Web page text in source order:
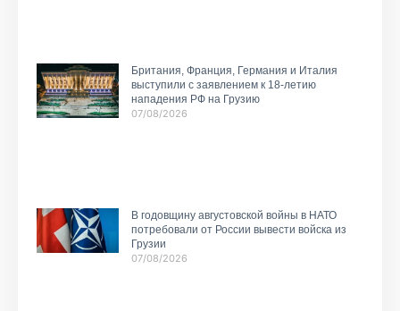
Британия, Франция, Германия и Италия
выступили с заявлением к 18-летию
нападения РФ на Грузию
07/08/2026
В годовщину августовской войны в НАТО
потребовали от России вывести войска из
Грузии
07/08/2026